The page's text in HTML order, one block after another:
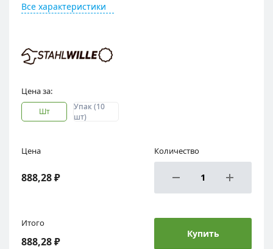
Все характеристики
Цена за:
шт
упак (10
шт)
Цена
888,28 ₽
Количество
Итого
888,28 ₽
Купить